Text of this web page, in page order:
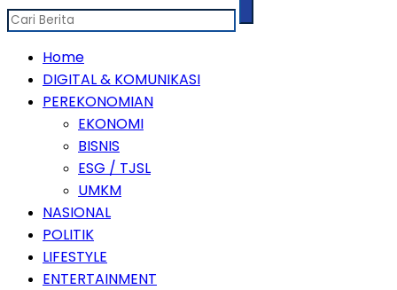
Home
DIGITAL & KOMUNIKASI
PEREKONOMIAN
EKONOMI
BISNIS
ESG / TJSL
UMKM
NASIONAL
POLITIK
LIFESTYLE
ENTERTAINMENT